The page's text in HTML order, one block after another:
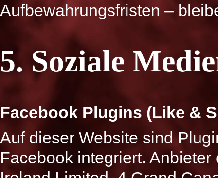
Aufbewahrungsfristen –
5. Soziale
Facebook Plugins (Like &
Auf dieser Website sind
Facebook integriert.